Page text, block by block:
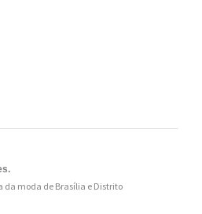
da moda de Brasília e Distrito